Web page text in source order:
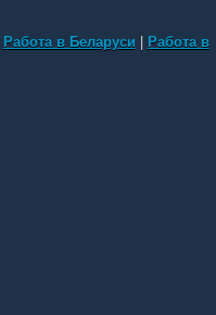
Работа в Беларуси | Работа в